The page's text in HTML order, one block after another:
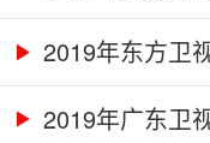
2019年东方卫
2019年广东卫